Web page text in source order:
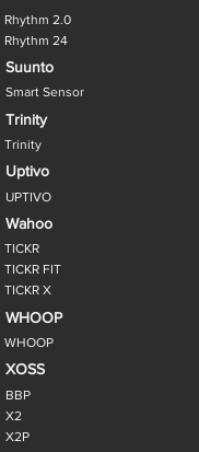
Rhythm 2.0
Rhythm 24
Suunto
Smart Sensor
Trinity
Trinity
Uptivo
UPTIVO
Wahoo
TICKR
TICKR FIT
TICKR X
WHOOP
WHOOP
XOSS
BBP
X2
X2P